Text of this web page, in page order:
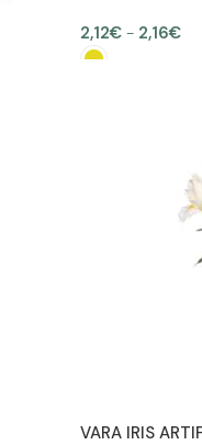
2,12€ - 2,16€
VARA IRIS